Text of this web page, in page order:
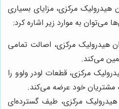
هیدرولیک مرکزی، مزایای بسیاری
می‌توان به موارد زیر اشاره کرد:
هیدرولیک مرکزی، اصالت تمامی
می‌کند.
مرکزی، قطعات لودر ولوو را
مشتریان خود عرضه می‌کند.
هیدرولیک مرکزی، طیف گسترده‌ای